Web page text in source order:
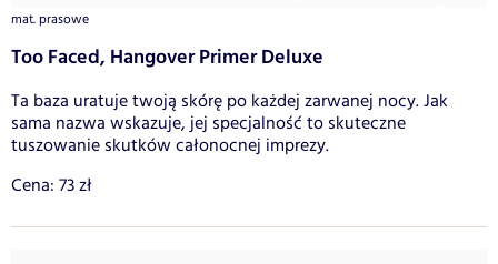
mat. prasowe
Too Faced, Hangover Primer Deluxe
Ta baza uratuje twoją skórę po każdej zarwanej nocy. Jak
sama nazwa wskazuje, jej specjalność to skuteczne
tuszowanie skutków całonocnej imprezy.
Cena: 73 zł